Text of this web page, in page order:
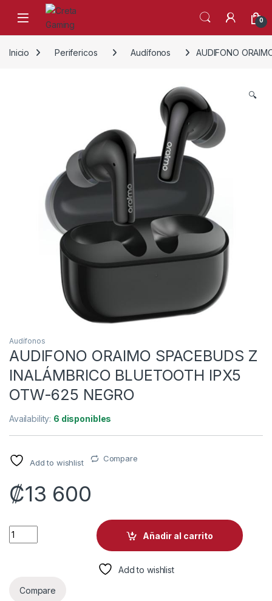
Skip to navigation
Skip to content
0
Inicio Perifericos Audífonos AUDIFONO
🔍
Audífonos
AUDIFONO ORAIMO SPACEBUDS Z
INALÁMBRICO BLUETOOTH IPX5
OTW-625 NEGRO
Availability: 6 disponibles
Add to wishlist Compare
₡13 600
AUDIFONO ORAIMO SPACEBUDS Z INALÁMBRICO
Añadir al carrito
Add to wishlist
Compare